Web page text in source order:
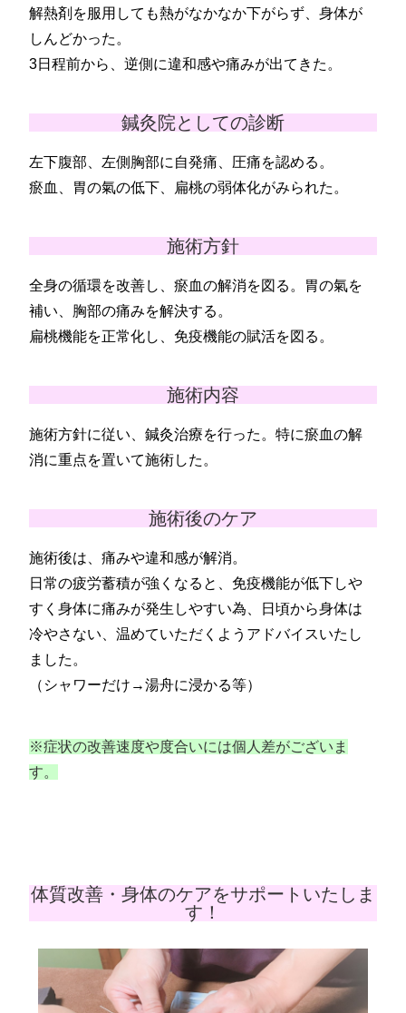
解熱剤を服用しても熱がなかなか下がらず、身体が
しんどかった。
3日程前から、逆側に違和感や痛みが出てきた。
鍼灸院としての診断
左下腹部、左側胸部に自発痛、圧痛を認める。
瘀血、胃の氣の低下、扁桃の弱体化がみられた。
施術方針
全身の循環を改善し、瘀血の解消を図る。胃の氣を
補い、胸部の痛みを解決する。
扁桃機能を正常化し、免疫機能の賦活を図る。
施術内容
施術方針に従い、鍼灸治療を行った。特に瘀血の解
消に重点を置いて施術した。
施術後のケア
施術後は、痛みや違和感が解消。
日常の疲労蓄積が強くなると、免疫機能が低下しや
すく身体に痛みが発生しやすい為、日頃から身体は
冷やさない、温めていただくようアドバイスいたし
ました。
（シャワーだけ→湯舟に浸かる等）
※症状の改善速度や度合いには個人差がございま
す。
体質改善・身体のケアをサポートいたしま
す！